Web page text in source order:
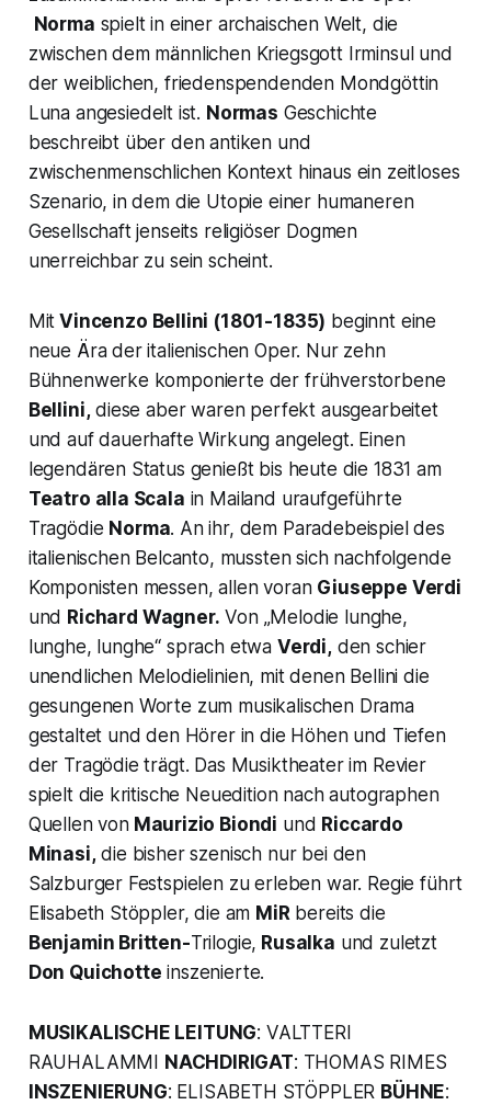
Norma spielt in einer archaischen Welt, die
zwischen dem männlichen Kriegsgott Irminsul und
der weiblichen, friedenspendenden Mondgöttin
Luna angesiedelt ist. Normas Geschichte
beschreibt über den antiken und
zwischenmenschlichen Kontext hinaus ein zeitloses
Szenario, in dem die Utopie einer humaneren
Gesellschaft jenseits religiöser Dogmen
unerreichbar zu sein scheint.
Mit Vincenzo Bellini (1801-1835) beginnt eine
neue Ära der italienischen Oper. Nur zehn
Bühnenwerke komponierte der frühverstorbene
Bellini,diese aber waren perfekt ausgearbeitet
und auf dauerhafte Wirkung angelegt. Einen
legendären Status genießt bis heute die 1831 am
Teatro alla Scala in Mailand uraufgeführte
Tragödie Norma. An ihr, dem Paradebeispiel des
italienischen Belcanto, mussten sich nachfolgende
Komponisten messen, allen voran Giuseppe Verdi
und Richard Wagner. Von „Melodie lunghe,
lunghe, lunghe“ sprach etwa Verdi,den schier
unendlichen Melodielinien, mit denen Bellini die
gesungenen Worte zum musikalischen Drama
gestaltet und den Hörer in die Höhen und Tiefen
der Tragödie trägt. Das Musiktheater im Revier
spielt die kritische Neuedition nach autographen
Quellen vonMaurizio Biondi und Riccardo
Minasi,die bisher szenisch nur bei den
Salzburger Festspielen zu erleben war. Regie führt
Elisabeth Stöppler, die am MiRbereits die
Benjamin Britten-Trilogie, Rusalka und zuletzt
Don Quichotte inszenierte.
MUSIKALISCHE LEITUNG: VALTTERI
RAUHALAMMI
NACHDIRIGAT: THOMAS RIMES
INSZENIERUNG: ELISABETH STÖPPLER BÜHNE: